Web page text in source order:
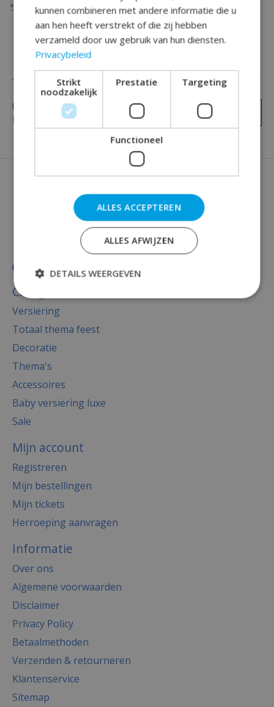
Toevoegen om te vergelijken
Reviews (0)
0 sterren op basis van
beoordelingen
Je beoordeling toevoegen
Categorieën
Versiering
Totaal thema feest
Decoratie
Thema's
Accessoires
Baby versiering luxe
Sale
Mijn account
Registreren
Mijn bestellingen
Mijn tickets
Herroeping aanvragen
Informatie
Over ons
Algemene voorwaarden
Disclaimer
Privacy Policy
Betaalmethoden
Verzenden & retourneren
Klantenservice
Sitemap
kunnen combineren met andere informatie die u
aan hen heeft verstrekt of die zij hebben
verzameld door uw gebruik van hun diensten.
Privacybeleid
Strikt
noodzakelijk
Prestatie Targeting
Functioneel
ALLES ACCEPTEREN
ALLES AFWIJZEN
DETAILS WEERGEVEN